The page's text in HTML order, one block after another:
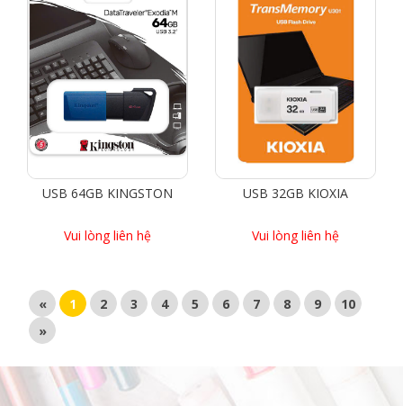
USB 64GB KINGSTON
Vui lòng liên hệ
USB 32GB KIOXIA
Vui lòng liên hệ
« 1 2 3 4 5 6 7 8 9
10
»